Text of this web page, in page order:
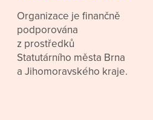
Organizace je finančně
podporována
z prostředků
Statutárního města Brna
a Jihomoravského kraje.